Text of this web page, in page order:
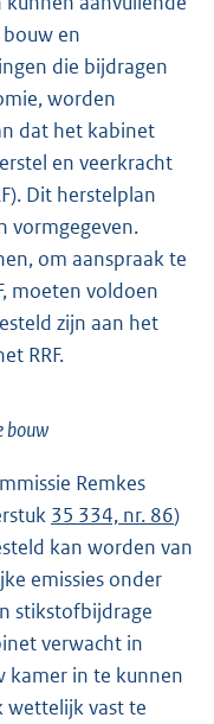
en
die bijdragen
worden
dat het kabinet
en veerkracht
Dit herstelplan
vormgegeven.
om aanspraak te
moeten voldoen
zijn aan het
RRF.
bouw
Remkes
35 334, nr. 86)
kan worden van
emissies onder
stikstofbijdrage
verwacht in
kamer in te kunnen
wettelijk vast te